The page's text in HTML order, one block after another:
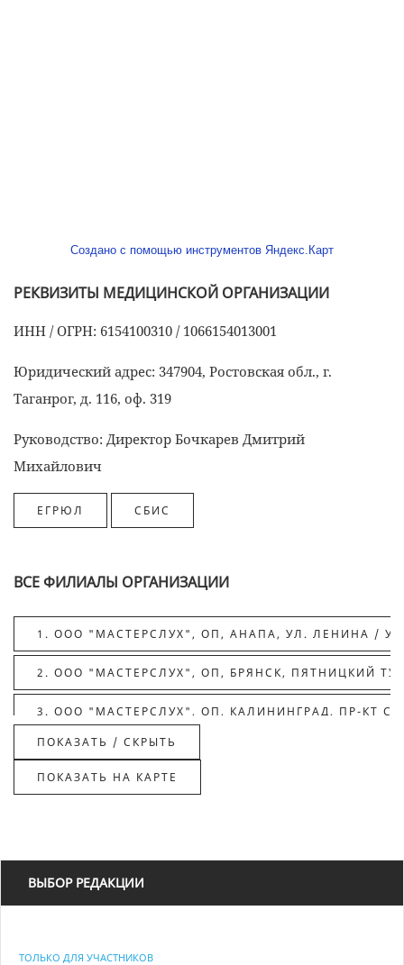
Создано с помощью инструментов Яндекс.Карт
РЕКВИЗИТЫ МЕДИЦИНСКОЙ ОРГАНИЗАЦИИ
ИНН / ОГРН: 6154100310 / 1066154013001
Юридический адрес: 347904, Ростовская обл., г.
Таганрог, д. 116, оф. 319
Руководство: Директор Бочкарев Дмитрий
Михайлович
ВСЕ ФИЛИАЛЫ ОРГАНИЗАЦИИ
1. ООО "МАСТЕРСЛУХ", ОП, АНАПА, УЛ. ЛЕНИНА /
2. ООО "МАСТЕРСЛУХ", ОП, БРЯНСК, ПЯТНИЦКИЙ
3. ООО "МАСТЕРСЛУХ", ОП, КАЛИНИНГРАД, ПР-КТ
4. ООО "МАСТЕРСЛУХ", ОП, КУРГАН, УЛ. КРАСИНА, 80
8. ООО "МАСТЕРСЛУХ", ОП, РОСТОВ-НА-ДОНУ, ПР-
ПОКАЗАТЬ / СКРЫТЬ
ВЫБОР РЕДАКЦИИ
ТОЛЬКО ДЛЯ УЧАСТНИКОВ